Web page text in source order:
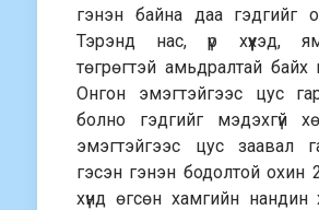
гэнэн байна даа гэдгийг
Тэрэнд нас, үр хүүхэд,
төгрөгтэй амьдралтай байх
Онгон эмэгтэйгээс цус
болно гэдгийг мэдэхгүй
эмэгтэйгээс цус заавал
гэсэн гэнэн бодолтой охин
хүнд өгсөн хамгийн